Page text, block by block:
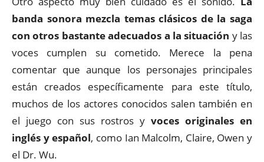
banda sonora mezcla temas clásicos de la saga
con otros bastante adecuados a la situación y las
voces cumplen su cometido. Merece la pena
comentar que aunque los personajes principales
están creados específicamente para este título,
muchos de los actores conocidos salen también en
el juego con sus rostros y voces originales en
inglés y español, como Ian Malcolm, Claire, Owen y
el Dr. Wu.